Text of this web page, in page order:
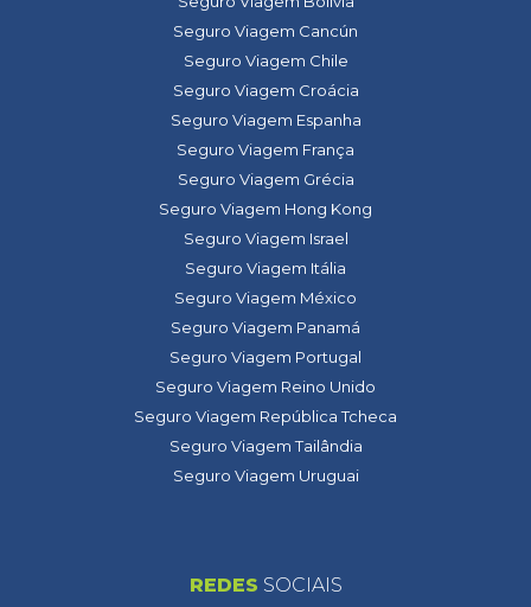
Seguro Viagem Cancún
Seguro Viagem Chile
Seguro Viagem Croácia
Seguro Viagem Espanha
Seguro Viagem França
Seguro Viagem Grécia
Seguro Viagem Hong Kong
Seguro Viagem Israel
Seguro Viagem Itália
Seguro Viagem México
Seguro Viagem Panamá
Seguro Viagem Portugal
Seguro Viagem Reino Unido
Seguro Viagem República Tcheca
Seguro Viagem Tailândia
Seguro Viagem Uruguai
REDES SOCIAIS